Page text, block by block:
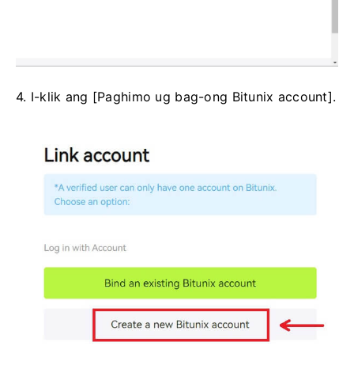
4. I-klik ang [Paghimo ug bag-ong Bitunix account].